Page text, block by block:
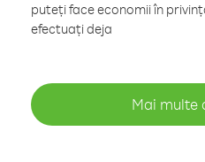
puteți face economii în
efectuați deja
Mai multe